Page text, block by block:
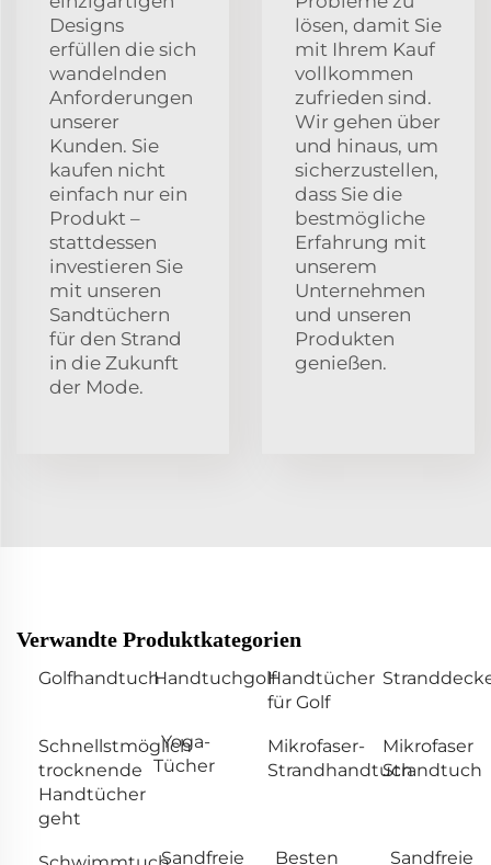
Designs
erfüllen die sich
wandelnden
Anforderungen
unserer
Kunden. Sie
kaufen nicht
einfach nur ein
Produkt –
stattdessen
investieren Sie
mit unseren
Sandtüchern
für den Strand
in die Zukunft
der Mode.
lösen, damit Sie
mit Ihrem Kauf
vollkommen
zufrieden sind.
Wir gehen über
und hinaus, um
sicherzustellen,
dass Sie die
bestmögliche
Erfahrung mit
unserem
Unternehmen
und unseren
Produkten
genießen.
Verwandte Produktkategorien
GolfhandtuchHandtuchgolfHandtücher
für Golf
Schnellstmöglich
trocknende
Handtücher
geht
Yoga-
Tücher
Mikrofaser-
Strandhandtuch
Mikrofaser
Strandtuch
Sandfreie
Besten
Sandfreie